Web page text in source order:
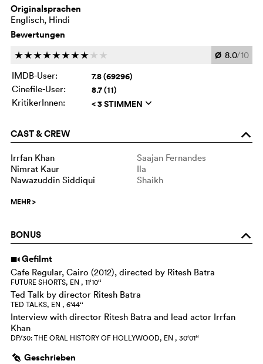
Originalsprachen
Englisch, Hindi
Bewertungen
cccccccc c c Ø 8.0/10
IMDB-User:
7.8 (69296)
Cinefile-User: 8.7 (11)
KritikerInnen: < 3 STIMMEN q
CAST & CREW o
Irrfan Khan
Saajan Fernandes
Nimrat Kaur
Ila
Nawazuddin Siddiqui
Shaikh
MEHR>
BONUS o
i Gefilmt
Cafe Regular, Cairo (2012), directed by Ritesh Batra
FUTURE SHORTS, EN , 11‘10‘‘
Ted Talk by director Ritesh Batra
TED TALKS, EN , 6‘44‘‘
Interview with director Ritesh Batra and lead actor Irrfan
Khan
DP/30: THE ORAL HISTORY OF HOLLYWOOD, EN , 30‘01‘‘
g Geschrieben